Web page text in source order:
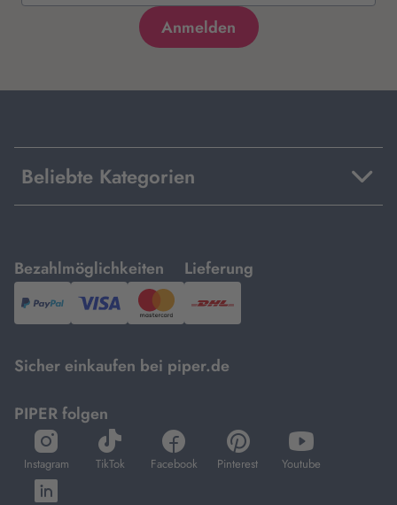
Beliebte Kategorien
Bezahlmöglichkeiten
mit
PayPal,Visa
und
Lieferung
mit
DHL.
Sicher einkaufen bei piper.de
PIPER folgen
Instagram
öffnet
in
neuem
Tab
TikTok
öffnet
in
Facebook
öffnet
in
Pinterest
öffnet
in
Youtube
öffnet
in
öffnet